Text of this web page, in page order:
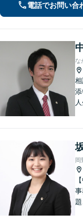
電話でお問い合
な
岡